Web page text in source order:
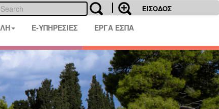
ΕΙΣΟΔΟΣ
E-ΥΠΗΡΕΣΙΕΣ ΕΡΓΑ ΕΣΠΑ